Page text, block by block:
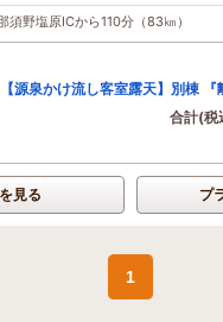
須野塩原ICから110分（83㎞）
【源泉かけ流し客室露天】別棟
合計(税
見る プ
1